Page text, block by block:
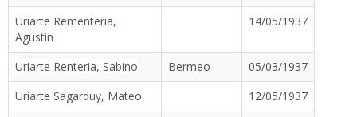
Uriarte Rementeria,
Agustin
14/05/1937
Uriarte Renteria, Sabino Bermeo
05/03/1937
Uriarte Sagarduy, Mateo
12/05/1937